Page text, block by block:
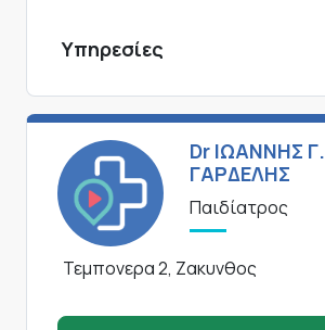
Υπηρεσίες
Dr ΙΩΑΝΝΗΣ Γ.
ΓΑΡΔΕΛΗΣ
Παιδίατρος
Τεμπονερα 2, Ζακυνθος